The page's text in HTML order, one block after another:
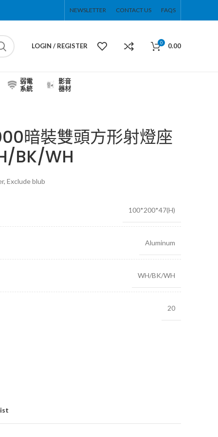
NEWSLETTER CONTACT US FAQS
LOGIN / REGISTER 0 0.00
弱電
系統
影音
器材
暗裝雙頭方形射燈座
BK/WH
Exclude blub
100*200*47(H)
Aluminum
WH/BK/WH
20